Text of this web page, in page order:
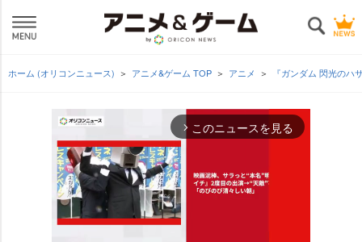
ホーム (オリコンニュース) アニメ&ゲーム TOP アニメ 『ガンダム 閃光の
arrow_forward_ios このニュースを見る